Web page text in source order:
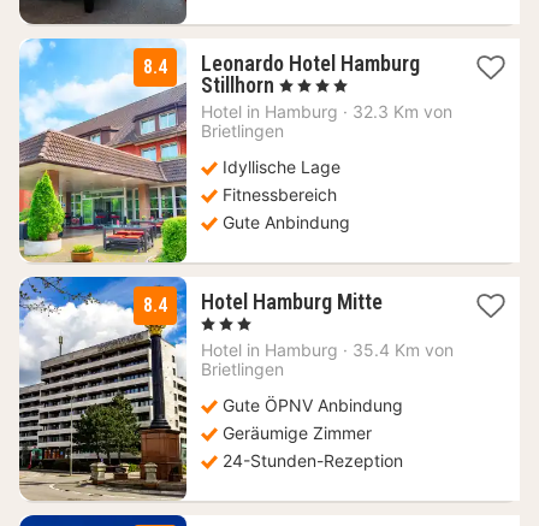
8.4
Leonardo Hotel Hamburg
Stillhorn 1
Nacht
ab
€
, 4 Sterne
Hotel in Hamburg · 32.3 Km von
Brietlingen
Idyllische Lage
Fitnessbereich
Gute Anbindung
8.4 Hotel Hamburg Mitte1
ab
, 3 Sterne
Hotel in Hamburg · 35.4 Km von
Brietlingen
Gute ÖPNV Anbindung
Geräumige Zimmer
24-Stunden-Rezeption